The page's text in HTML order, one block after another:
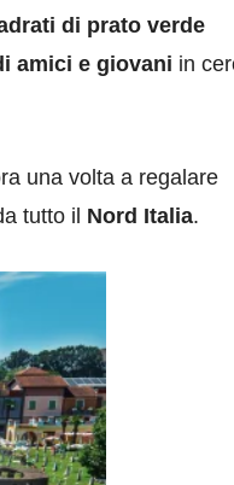
di prato verde
amici e giovani in
una volta a regalare
tutto il Nord Italia.